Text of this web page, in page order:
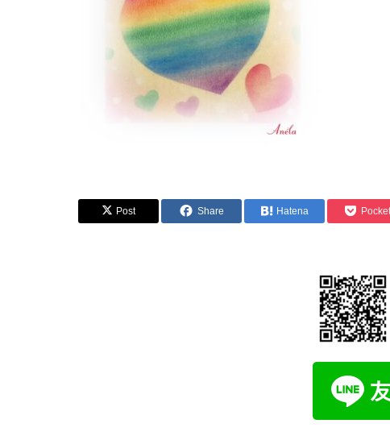
Post Share Hatena Pocket